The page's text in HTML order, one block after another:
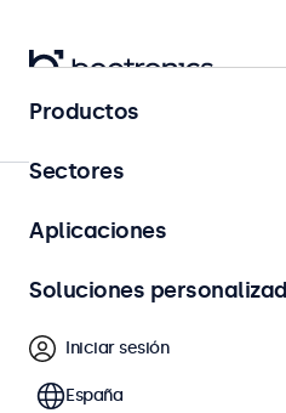
Automoción
Productos
Sectores
Aplicaciones
Soluciones
Iniciar sesión
España